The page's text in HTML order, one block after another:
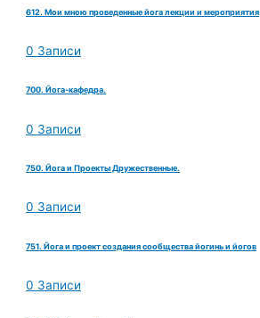
612. Мои мною проведенные йога лекции и мероприятия
0 Записи
700. Йога-кафедра.
0 Записи
750. Йога и Проекты Дружественные.
0 Записи
751. Йога и проект создания сообщества йогинь и йогов
0 Записи